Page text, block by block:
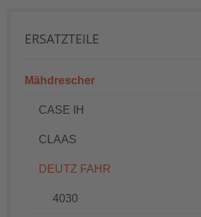
ERSATZTEILE
Mähdrescher
CASE IH
CLAAS
DEUTZ FAHR
4030